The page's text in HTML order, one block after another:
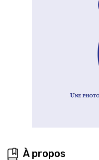
À propos